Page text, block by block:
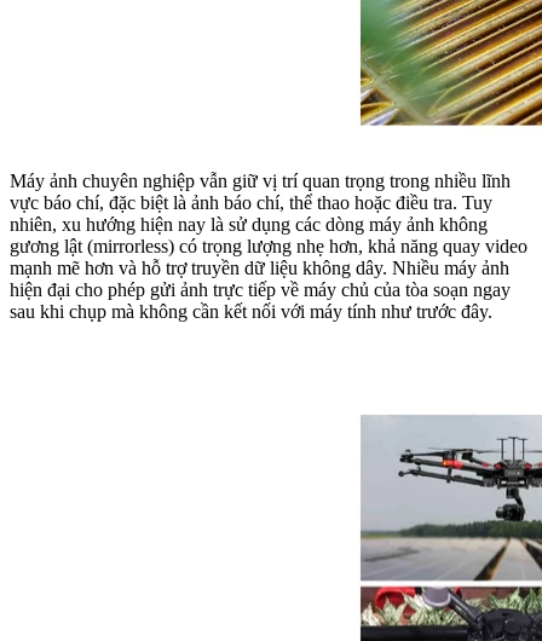
Máy ảnh chuyên nghiệp vẫn giữ vị trí quan trọng trong nhiều lĩnh
vực báo chí, đặc biệt là ảnh báo chí, thể thao hoặc điều tra. Tuy
nhiên, xu hướng hiện nay là sử dụng các dòng máy ảnh không
gương lật (mirrorless) có trọng lượng nhẹ hơn, khả năng quay video
mạnh mẽ hơn và hỗ trợ truyền dữ liệu không dây. Nhiều máy ảnh
hiện đại cho phép gửi ảnh trực tiếp về máy chủ của tòa soạn ngay
sau khi chụp mà không cần kết nối với máy tính như trước đây.